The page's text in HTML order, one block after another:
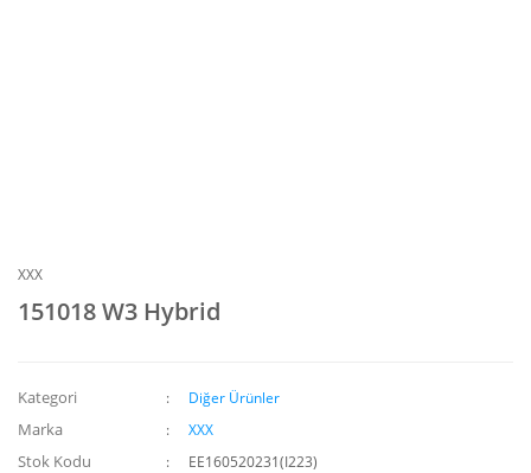
XXX
151018 W3 Hybrid
Kategori Diğer Ürünler
Marka XXX
Stok Kodu EE160520231(I223)